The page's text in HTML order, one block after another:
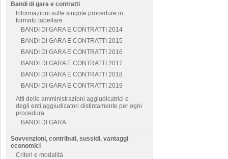
Bandi di gara e contratti
Informazioni sulle singole procedure in
formato tabellare
BANDI DI GARA E CONTRATTI 2014
BANDI DI GARA E CONTRATTI 2015
BANDI DI GARA E CONTRATTI 2016
BANDI DI GARA E CONTRATTI 2017
BANDI DI GARA E CONTRATTI 2018
BANDI DI GARA E CONTRATTI 2019
Atti delle amministrazioni aggiudicatrici e
degli enti aggiudicatori distintamente per ogni
procedura
BANDI DI GARA
Sovvenzioni, contributi, sussidi, vantaggi
economici
Criteri e modalità